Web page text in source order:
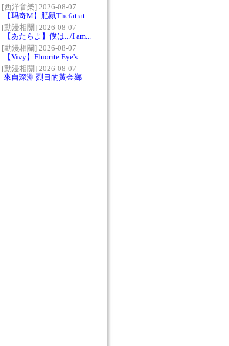
2021
[西洋音樂] 2026-08-07
【玛奇M】肥鼠Thefatrat-
Monody
[動漫相關] 2026-08-07
【あたらよ】僕は.../I am...
（我內心的糟糕念頭/僕の
心のヤバイやつ第二季
OP）
[動漫相關] 2026-08-07
【Vivy】Fluorite Eye's
Song
[動漫相關] 2026-08-07
來自深淵 烈日的黃金鄉 -
Gravity